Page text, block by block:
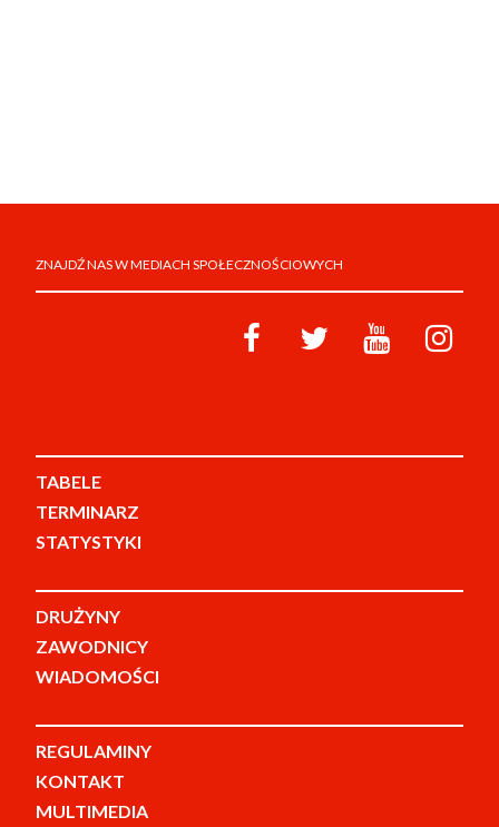
ZNAJDŹ NAS W MEDIACH SPOŁECZNOŚCIOWYCH
TABELE
TERMINARZ
STATYSTYKI
DRUŻYNY
ZAWODNICY
WIADOMOŚCI
REGULAMINY
KONTAKT
MULTIMEDIA